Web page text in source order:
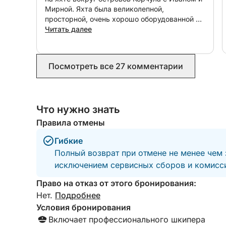
Мирной. Яхта была великолепной,
просторной, очень хорошо оборудованной и
невероятно комфортной в течение всего дня.
забронируем яхту снова для нашей
следующей поездки!
Читать далее
Посмотреть все 27 комментарии
Что нужно знать
Правила отмены
Гибкие
Полный возврат при отмене не менее
исключением сервисных сборов и
Право на отказ от этого бронирования:
Нет. Подробнее
Условия бронирования
Включает профессионального шкипера